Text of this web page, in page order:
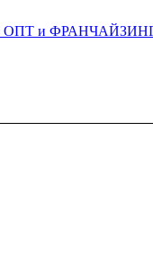
ОПТ и